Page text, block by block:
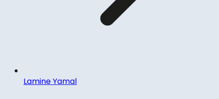
Lamine Yamal